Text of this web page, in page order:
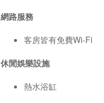
網路服務
客房皆有免費Wi-Fi
休閒娛樂設施
熱水浴缸